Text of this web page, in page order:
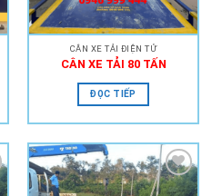
CÂN XE TẢI ĐIỆN TỬ
CÂN XE TẢI 80 TẤN
ĐỌC TIẾP